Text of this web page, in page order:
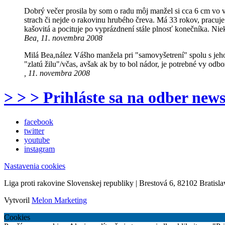
Dobrý večer prosila by som o radu môj manžel si cca 6 cm
strach či nejde o rakovinu hrubého čreva. Má 33 rokov,
kašovitá a pocituje po vyprázdnení stále plnosť konečníka.
Bea, 11. novembra 2008
Milá Bea,nález Vášho manžela pri "samovyšetrení" spolu s
"zlatú žilu"/včas, avšak ak by to bol nádor, je potrebné vy
, 11. novembra 2008
> > > Prihláste sa na odber
facebook
twitter
youtube
instagram
Nastavenia cookies
Liga proti rakovine Slovenskej republiky | Brestová 6, 82102
Vytvoril Melon Marketing
Cookies